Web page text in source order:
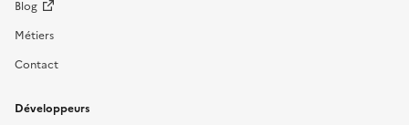
Blog
Métiers
Contact
Développeurs